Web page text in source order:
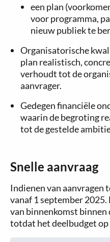
een plan
voor programma,
nieuw publiek te
Organisatorische
plan realistisch,
verhoudt tot de
aanvrager.
Gedegen financiële
waarin de begroting
tot de gestelde
Snelle aanvraag
Indienen van aanvragen
vanaf 1 september
van binnenkomst binnen
totdat het deelbudget op